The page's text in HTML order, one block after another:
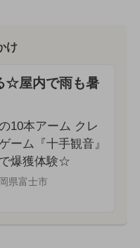
け
☆屋内で雨も暑
10本アーム クレ
ーム『十手観音』
爆獲体験☆
県富士市